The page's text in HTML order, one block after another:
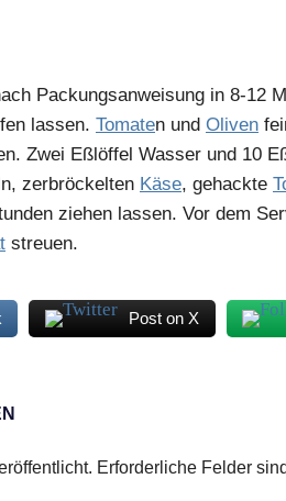
Packungsanweisung in 8-12
lassen. Tomaten und Oliven
Zwei Eßlöffel Wasser und 10
, zerbröckelten Käse, gehackte
ziehen lassen. Vor dem
streuen.
Post on X
Erforderliche Felder